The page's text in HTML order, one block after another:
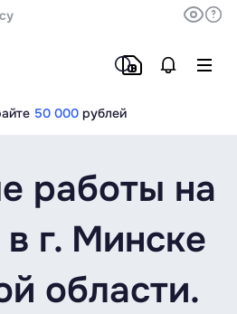
50 000 рублей
работы на
в г. Минске
области.